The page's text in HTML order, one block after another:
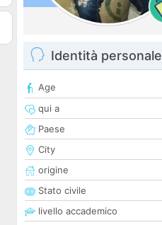
Identità personale
Age
qui a
Paese
City
origine
Stato civile
livello accademico